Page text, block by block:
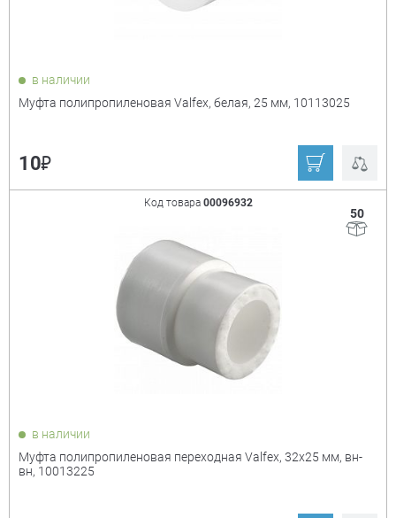
в наличии
Муфта полипропиленовая Valfex, белая, 25 мм, 10113025
10₽
Код товара 00096932
50
в наличии
Муфта полипропиленовая переходная Valfex, 32х25 мм, вн-
вн, 10013225